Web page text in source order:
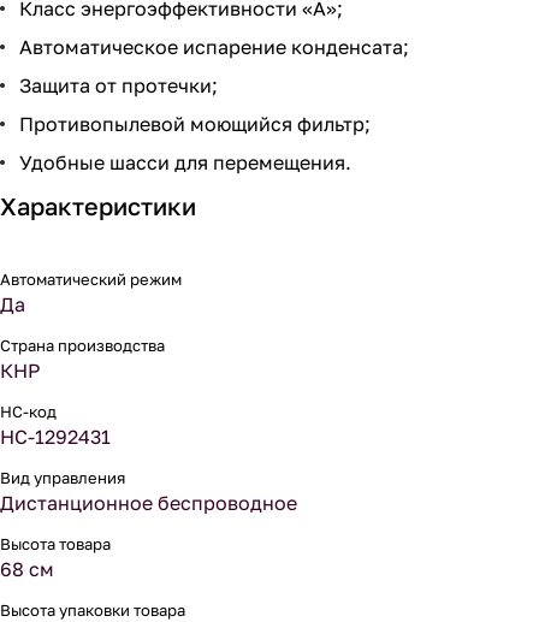
Класс энергоэффективности «A»;
Автоматическое испарение конденсата;
Защита от протечки;
Противопылевой моющийся фильтр;
Удобные шасси для перемещения.
Характеристики
Автоматический режим
Да
Страна производства
КНР
НС-код
НС-1292431
Вид управления
Дистанционное беспроводное
Высота товара
68 см
Высота упаковки товара